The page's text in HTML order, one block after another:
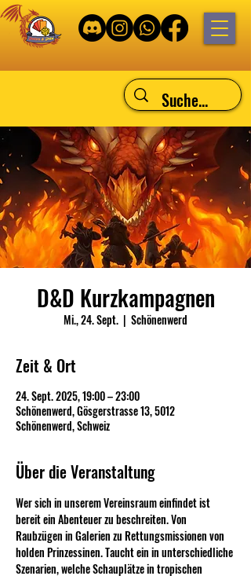
D&D Kurzkampagnen
Mi., 24. Sept.
  |
Schönenwerd
Zeit & Ort
24. Sept. 2025, 19:00 – 23:00
Schönenwerd, Gösgerstrasse 13, 5012
Schönenwerd, Schweiz
Über die Veranstaltung
Wer sich in unserem Vereinsraum einfindet ist
bereit ein Abenteuer zu beschreiten. Von
Raubzügen in Galerien zu Rettungsmissionen von
holden Prinzessinen. Taucht ein in unterschiedliche
Szenarien, welche Schauplätze in tropischen